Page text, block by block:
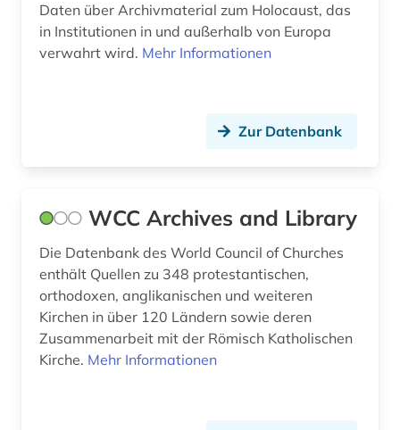
enteignung (2)
entnazifizierung (1)
entscheidungssammlung (1)
erinnerung (1)
erster weltkrieg (4)
erzdiözese münchen und freising (1)
Daten über Archivmaterial zum Holocaust, das
in Institutionen in und außerhalb von Europa
verwahrt wird. Mehr Informationen
Zur Datenbank
WCC Archives and Library
Die Datenbank des World Council of Churches
enthält Quellen zu 348 protestantischen,
orthodoxen, anglikanischen und weiteren
Kirchen in über 120 Ländern sowie deren
Zusammenarbeit mit der Römisch Katholischen
Kirche. Mehr Informationen